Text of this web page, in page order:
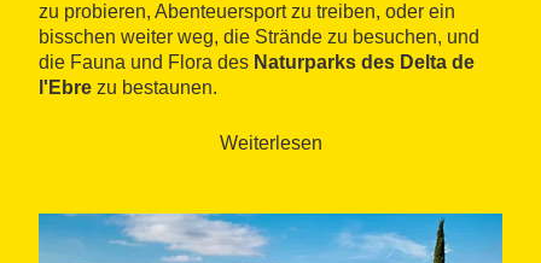
zu probieren, Abenteuersport zu treiben, oder ein
bisschen weiter weg, die Strände zu besuchen, und
die Fauna und Flora des Naturparks des Delta de
l'Ebre zu bestaunen.
Weiterlesen